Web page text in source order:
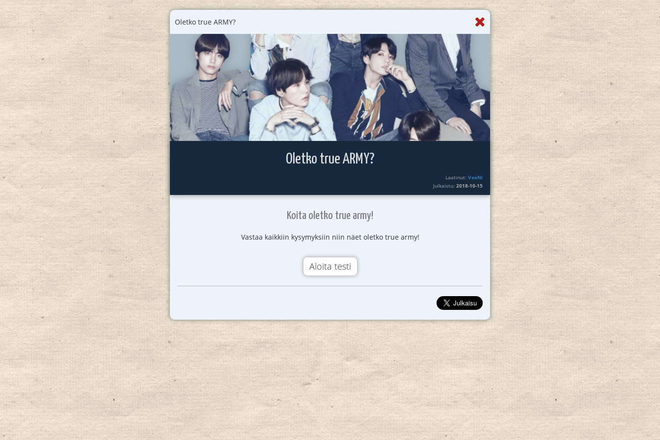
Oletko true ARMY?
Oletko true ARMY?
Laatinut:VeeNi
Julkaistu:2018-10-15
Koita oletko true army!
Vastaa kaikkiin kysymyksiin niin näet oletko true army!
Aloita testi